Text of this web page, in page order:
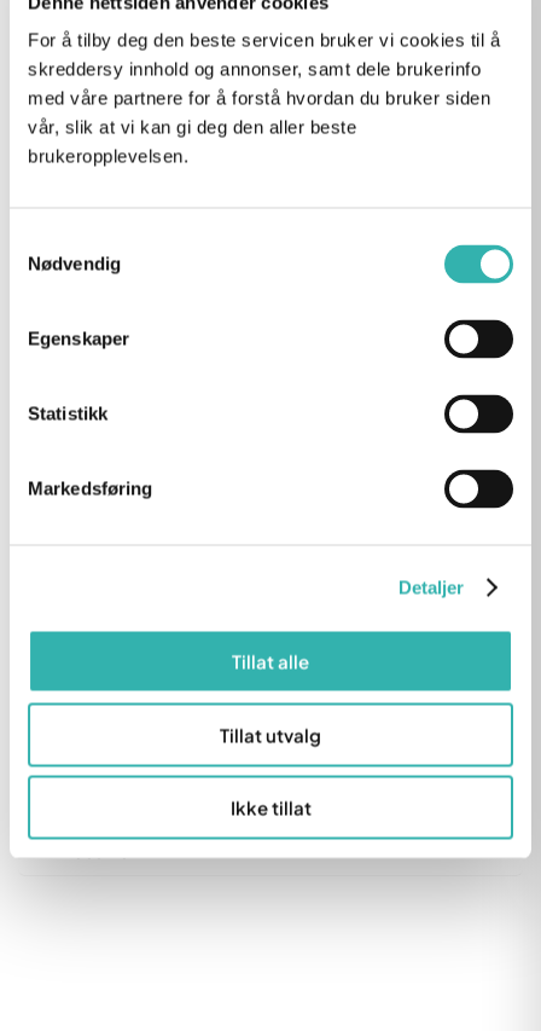
For å tilby deg den beste servicen bruker vi cookies til å
skreddersy innhold og annonser, samt dele brukerinfo
med våre partnere for å forstå hvordan du bruker siden
vår, slik at vi kan gi deg den aller beste
brukeropplevelsen.
Nødvendig
Egenskaper
Statistikk
Markedsføring
Detaljer
Tillat alle
Tillat utvalg
Ikke tillat
Praktisk informasjon
Priser
Prisliste
Helfo refusjon
Gratis konsultasjoner
Tannlegetilbud for unge voksne (19–28 år)
Tannlegeskrekk